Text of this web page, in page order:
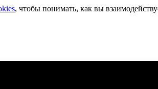
, чтобы понимать, как вы